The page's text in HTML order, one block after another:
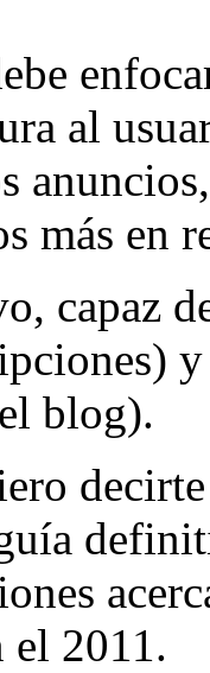
al
más en
capaz
blog).
el 2011.